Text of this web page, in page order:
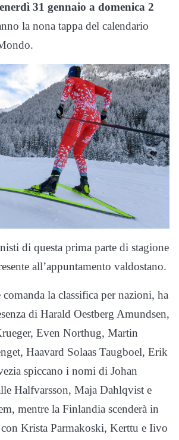
31 gennaio a domenica 2
la nona tappa del calendario
di questa prima parte di stagione
all’appuntamento valdostano.
la classifica per nazioni, ha
di Harald Oestberg Amundsen,
Even Northug, Martin
Haavard Solaas Taugboel, Erik
spiccano i nomi di Johan
Halfvarsson, Maja Dahlqvist e
mentre la Finlandia scenderà in
Krista Parmakoski, Kerttu e Iivo